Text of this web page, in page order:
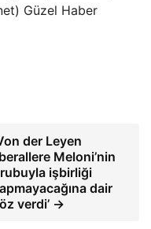
Güzel Haber
der Leyen
Meloni’nin
işbirliği
dair
verdi’ →